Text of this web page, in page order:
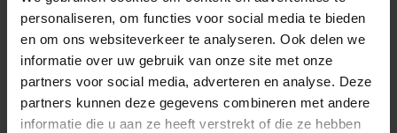
personaliseren, om functies voor social media te bieden
en om ons websiteverkeer te analyseren. Ook delen we
informatie over uw gebruik van onze site met onze
partners voor social media, adverteren en analyse. Deze
partners kunnen deze gegevens combineren met andere
informatie die u aan ze heeft verstrekt of die ze hebben